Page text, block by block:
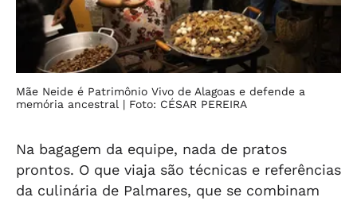
Mãe Neide é Patrimônio Vivo de Alagoas e defende a
memória ancestral | Foto: CÉSAR PEREIRA
Na bagagem da equipe, nada de pratos
prontos. O que viaja são técnicas e referências
da culinária de Palmares, que se combinam